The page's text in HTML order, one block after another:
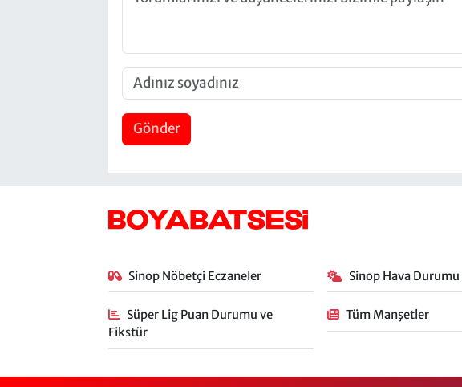
Gönder
Sinop Nöbetçi Eczaneler Sinop Hava Durumu
Süper Lig Puan Durumu ve
Fikstür
Tüm Manşetler